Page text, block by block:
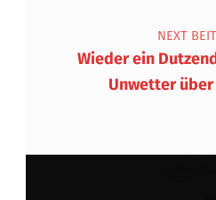
NEXT
Wieder ein
Unwetter